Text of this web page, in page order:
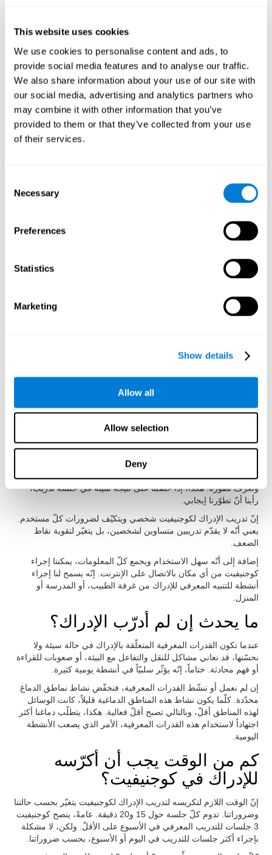
This website uses cookies
We use cookies to personalise content and ads, to
provide social media features and to analyse our traffic.
We also share information about your use of our site with
our social media, advertising and analytics partners who
may combine it with other information that you’ve
provided to them or that they’ve collected from your use
of their services.
Selection
Necessary
Preferences
Statistics
Marketing
Show details
Allow all
Allow selection
Deny
إنّ تدريب الإدراك لكوجنيفيت مؤلّف من أنشطة عصبية-نفسية تنشّط
الدماغ والقدرات المعرفية. تمثّل هذه الأنشطة هذه اجتهاداً لإدراكنا،
الأمر الذي يساعد في أدائنا.
يتمّ تنشيط المناطق المتعلّقة بأنشطة الإدراك بسبب الاجتهاد لتحقيق
مطالب التدريب. إنّ اللدونة العصبية هي الطريقة الدماغية التي تسمح
لدماغنا التكيّف لمطالب التدريب. يسمح لنا التكيّف وتغييرات اتّصالات
دماغنا استخدام القدرات المعرفية المتعلّقة بالإدراك في حياتنا اليومية
النشاط الجيّد للإدراك له أسس علميّ ثابت ويكيّف الأنشطة والصعوبة
بحسب ضروراتنا.
مزايا تمارين التنبيه المعرفي
للإدراك لكوجنيفيت
يعمل كوجنيفين منذ سنوات كثيرة لتكون أنشطة الإدراك ممتازة. إنّ
الغرض أن تكون تدريبات الإدراك سهلة الاستخدام وفعالة لتنشيط
محدّدة:
لإجراء أنشطة الإدراك لكوجنيفيت تكفي خطوى بسيطة. قد سهّل
إنّ الدافع عامل مهمّ لمدّة العلاج. لذلك، أنشأ كوجنيفيت أنشطة للإدراك
يجب أن نفهم التعليمات بسرعة وبدون اجتهاد. للحصول على هذا الهدف،
الفهم والتذكّر.
إنّه مهمّ جدّاً تلقّي تقرير سهل الفهم لنعرف ما الذي يقوم به بشكل جيد
وما الذي يجب أن نحسّنه. يقدّم كوجنيفيت تقريرا كاملا للنتائج بعد كلّ
يحفظ كوجنيفيت النتائج المعرفية، جلسة بعد جلسة، لنرى تقدّمنا
ونعرف تطوّرنا. هكذا، إذا حصلنا على نتيجة سيئة في حلسة تدريب،
رأينا أنّ تطوّرنا إيجابي.
إنّ تدريب الإدراك لكوجنيفيت شخصي ويتكيّف لضرورات كلّ مستخدم.
يعني أنّه لا يقدّم تدريبين متساوين لشخصين، بل يتغيّر لتقوية نقاط
الضعف.
إضافة إلى أنّه سهل الاستخدام ويجمع كلّ المعلومات، يمكننا إجراء
كوجنيفيت من أي مكان بالاتصال على الإنترنت. إنّه يسمح لنا إجراء
أنشطة للتنبيه المعرفي للإدراك من غرفة الطبيب، أو المدرسة أو
المنزل.
ما يحدث إن لم أدرّب الإدراك؟
عندما تكون القدرات المعرفية المتعلّقة بالإدراك في حالة سيئة ولا
نحسّنها، قد نعاني مشاكل للنقل والتفاعل مع البيئة، أو صعوبات للقراءة
أو فهم محادثة. ختاماً، إنّه يؤثّر سلبيّاً في أنشطة يومية كثيرة.
إن لم نعمل أو ننشّط القدرات المعرفية، فنخفّض نشاط نماطق الدماغ
محدّدة. كلّما يكون نشاط هذه المناطق الدماغية قليلاً، كانت الوسائل
لهذه المناطق أقلّ، وبالتالي تصبح أقلّ فعالية. هكذا، يتطلّب دماغنا أكثر
اجتهاداً لاستخدام هذه القدرات المعرفية، الأمر الذي يصعب الأنشطة
اليومية.
كم من الوقت يجب أن أكرّسه
للإدراك في كوجنيفيت؟
إنّ الوقت اللازم لتكريسه لتدريب الإدراك لكوجنيفيت يتغيّر بحسب حالتنا
وضروراتنا. تدوم كلّ جلسة حول 15 و20 دقيقة. عامةً، ينصح كوجنيفيت
3 جلسات للتدريب المعرفي في الأسبوع على الأقلّ. ولكن، لا مشكلة
بإجراء أكثر جلسات للتدريب في اليوم أو الأسبوع، بحسب ضروراتنا.